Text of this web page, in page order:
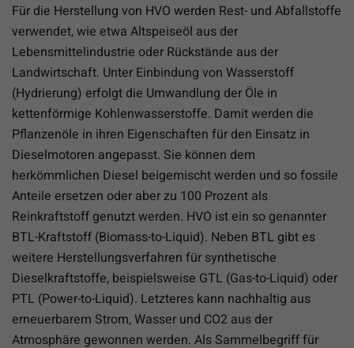
Für die Herstellung von HVO werden Rest- und Abfallstoffe
verwendet, wie etwa Altspeiseöl aus der
Lebensmittelindustrie oder Rückstände aus der
Landwirtschaft. Unter Einbindung von Wasserstoff
(Hydrierung) erfolgt die Umwandlung der Öle in
kettenförmige Kohlenwasserstoffe. Damit werden die
Pflanzenöle in ihren Eigenschaften für den Einsatz in
Dieselmotoren angepasst. Sie können dem
herkömmlichen Diesel beigemischt werden und so fossile
Anteile ersetzen oder aber zu 100 Prozent als
Reinkraftstoff genutzt werden. HVO ist ein so genannter
BTL-Kraftstoff (Biomass-to-Liquid). Neben BTL gibt es
weitere Herstellungsverfahren für synthetische
Dieselkraftstoffe, beispielsweise GTL (Gas-to-Liquid) oder
PTL (Power-to-Liquid). Letzteres kann nachhaltig aus
erneuerbarem Strom, Wasser und CO2 aus der
Atmosphäre gewonnen werden. Als Sammelbegriff für